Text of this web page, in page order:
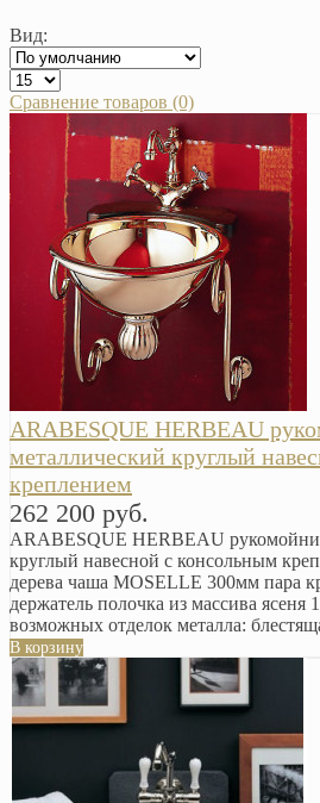
Вид:
Сравнение товаров (0)
ARABESQUE HERBEAU
металлический круглый
креплением
262 200 руб.
ARABESQUE HERBEAU
круглый навесной с консольным
дерева чаша MOSELLE 300мм пара
держатель полочка из массива ясеня
возможных отделок металла:
В корзину